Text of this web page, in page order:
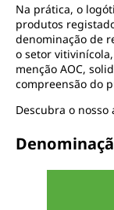
Na prática, o
produtos
denominação de
o setor
menção AOC,
compreensão do
Descubra o